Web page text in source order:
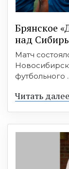
Брянское
над
Матч
футбольного
Читать далее